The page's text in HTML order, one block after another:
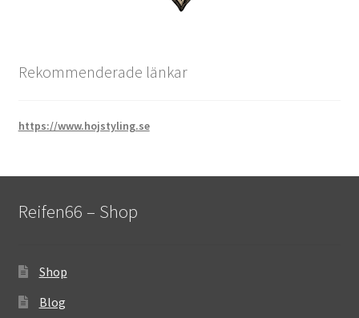
Rekommenderade länkar
https://www.hojstyling.se
Reifen66 – Shop
Shop
Blog